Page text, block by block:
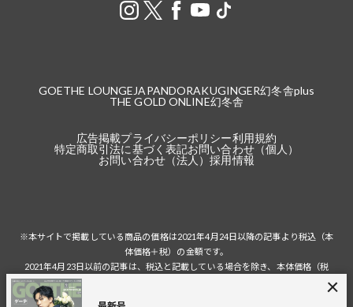
GOETHE LOUNGE JAPANDORAKUGINGER幻冬舎plus
THE GOLD ONLINE幻冬舎
広告掲載プライバシーポリシー利用規約
特定商取引法に基づく表記お問い合わせ（個人）
お問い合わせ（法人）採用情報
※本サイトで掲載している商品の価格は2021年4月24日以降の記事より税込（本
体価格＋税）の金額です。
2021年4月23日以前の記事は、税込と記載している場合を除き、本体価格（税
税込の場合の税額は掲載当時の税率に準じます。